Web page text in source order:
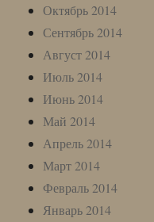
Октябрь 2014
Сентябрь 2014
Август 2014
Июль 2014
Июнь 2014
Май 2014
Апрель 2014
Март 2014
Февраль 2014
Январь 2014